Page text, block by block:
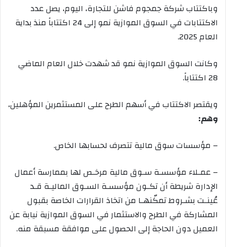
وباكتتاب شركة جمجوم فاشن للتجارة، اليوم، يصل عدد
الاكتتابات في السوق الموازية نمو إلى 24 اكتتاباً منذ بداية
العام 2025
.
وكانت السوق الموازية نمو قد شهدت خلال العام الماضي
28 اكتتاباً.
ويقتصر الاكتتاب في أسهم الطرح على المستثمرين المؤهلين،
وهم:
– مؤسسات سوق مالية تتصرف لحسابها الخاص.
– عمـلاء مؤسسـة سـوق مالية مرخـص لها بممارسة أعمال
الإدارة شريطة أن تكـون مؤسسـة السـوق الماليـة قـد
عُينـت بشـروط تمكّنهـا من اتخاذ القرارات الخاصة بقبول
المشاركة في الطرح والاستثمار في السوق الموازية نيابة عن
العميل دون الحاجة إلى الحصول على موافقة مسبقة منه.